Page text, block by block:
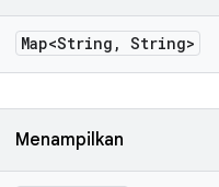
Map<String , String>
Menampilkan